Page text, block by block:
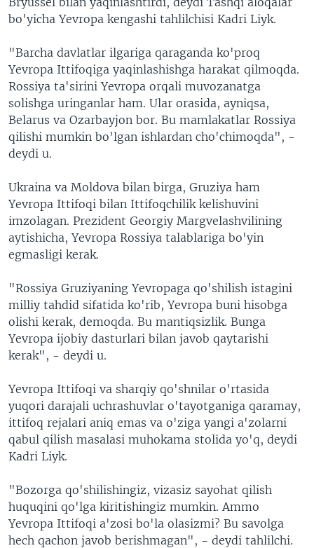
bo'yicha Yevropa kengashi tahlilchisi Kadri Liyk.
"Barcha davlatlar ilgariga qaraganda ko'proq
Yevropa Ittifoqiga yaqinlashishga harakat qilmoqda.
Rossiya ta'sirini Yevropa orqali muvozanatga
solishga uringanlar ham. Ular orasida, ayniqsa,
Belarus va Ozarbayjon bor. Bu mamlakatlar Rossiya
qilishi mumkin bo'lgan ishlardan cho'chimoqda", -
deydi u.
Ukraina va Moldova bilan birga, Gruziya ham
Yevropa Ittifoqi bilan Ittifoqchilik kelishuvini
imzolagan. Prezident Georgiy Margvelashvilining
aytishicha, Yevropa Rossiya talablariga bo'yin
egmasligi kerak.
"Rossiya Gruziyaning Yevropaga qo'shilish istagini
milliy tahdid sifatida ko'rib, Yevropa buni hisobga
olishi kerak, demoqda. Bu mantiqsizlik. Bunga
Yevropa ijobiy dasturlari bilan javob qaytarishi
kerak", - deydi u.
Yevropa Ittifoqi va sharqiy qo'shnilar o'rtasida
yuqori darajali uchrashuvlar o'tayotganiga qaramay,
ittifoq rejalari aniq emas va o'ziga yangi a'zolarni
qabul qilish masalasi muhokama stolida yo'q, deydi
Kadri Liyk.
"Bozorga qo'shilishingiz, vizasiz sayohat qilish
huquqini qo'lga kiritishingiz mumkin. Ammo
Yevropa Ittifoqi a'zosi bo'la olasizmi? Bu savolga
hech qachon javob berishmagan", - deydi tahlilchi.